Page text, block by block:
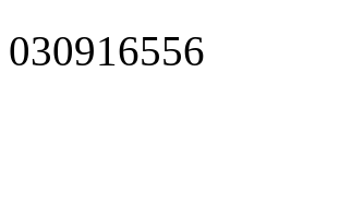
030916556